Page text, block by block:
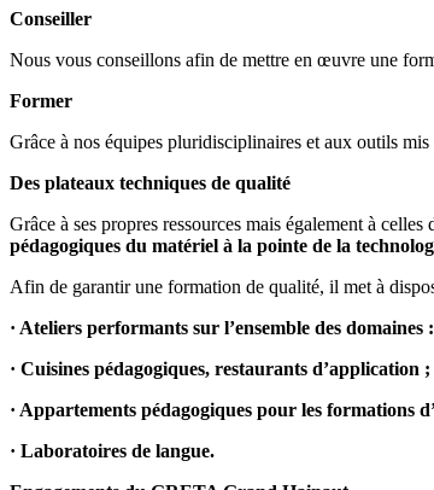
Conseiller
Nous vous conseillons afin de mettre en œuvre une
Former
Grâce à nos équipes pluridisciplinaires et aux outils
Des plateaux techniques de qualité
Grâce à ses propres ressources mais également à celles
pédagogiques du matériel à la pointe de la
Afin de garantir une formation de qualité, il met à
· Ateliers performants sur l’ensemble des
· Cuisines pédagogiques, restaurants d’application ;
· Appartements pédagogiques pour les formations
· Laboratoires de langue.